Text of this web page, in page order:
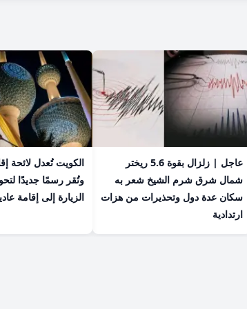
عاجل | زلزال بقوة 5.6 ريختر
شمال شرق شرم الشيخ شعر به
سكان عدة دول وتحذيرات من هزات
ارتدادية
الكويت تُعدل لائحة
وتُقر رسمًا جديدًا
الزيارة إلى إقامة